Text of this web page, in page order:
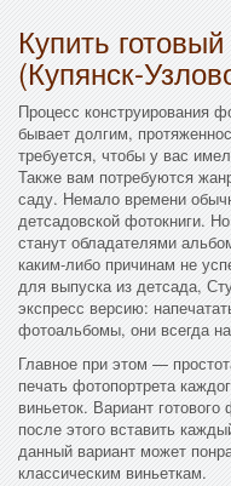
Купить
(Купянск-
Процесс конструирования
бывает долгим,
требуется, чтобы у вас
Также вам потребуются
саду. Немало времени
детсадовской фотокниги.
станут обладателями
каким-либо причинам не
для выпуска из детсада,
экспресс версию:
фотоальбомы, они всегда
Главное при этом —
печать фотопортрета
виньеток. Вариант
после этого вставить
данный вариант может
классическим виньеткам.